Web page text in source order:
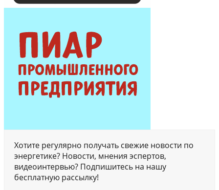
Хотите регулярно получать свежие новости по
энергетике? Новости, мнения эспертов,
видеоинтервью? Подпишитесь на нашу
бесплатную рассылку!